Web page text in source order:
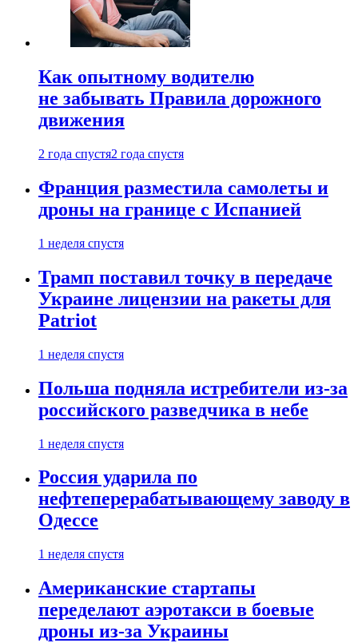
Как опытному водителю
не забывать Правила дорожного
движения
2 года спустя2 года спустя
Франция разместила самолеты и
дроны на границе с Испанией
1 неделя спустя
Трамп поставил точку в передаче
Украине лицензии на ракеты для
Patriot
1 неделя спустя
Польша подняла истребители из-за
российского разведчика в небе
1 неделя спустя
Россия ударила по
нефтеперерабатывающему заводу в
Одессе
1 неделя спустя
Американские стартапы
переделают аэротакси в боевые
дроны из-за Украины